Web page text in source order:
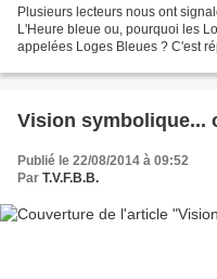
Plusieurs lecteurs nous ont
L'Heure bleue ou, pourquoi les
appelées Loges Bleues ? C'est
Vision symbolique...
Publié le 22/08/2014 à 09:52
Par T.V.F.B.B.